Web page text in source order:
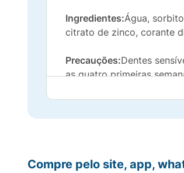
Ingredientes:Água,
citrato de zinco, corante
Precauções:Dentes
as quatro primeiras
Caso apresente
alcance das crianças.
Compre pelo site, app,